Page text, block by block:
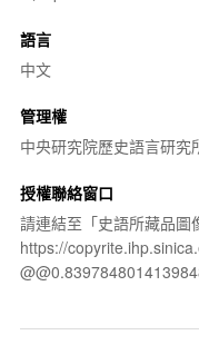
語言
中文
管理權
中央研究院歷史語言研究
授權聯絡窗口
請連結至「史語所藏品圖
https://